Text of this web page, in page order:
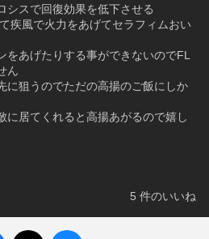
シスで回復効果を低下させる
疾風で火力をあげてセラフィムおい
をあげたりする事ができないのでFL
ん
に狙うのでただの高揚のご飯にしか
に居てくれると高揚あがるので嬉し
5 件のいいね